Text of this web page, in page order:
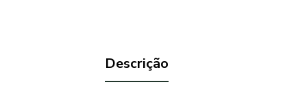
Descrição